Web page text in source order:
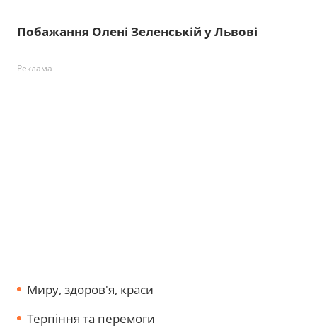
Побажання Олені Зеленській у Львові
Реклама
Миру, здоров'я, краси
Терпіння та перемоги